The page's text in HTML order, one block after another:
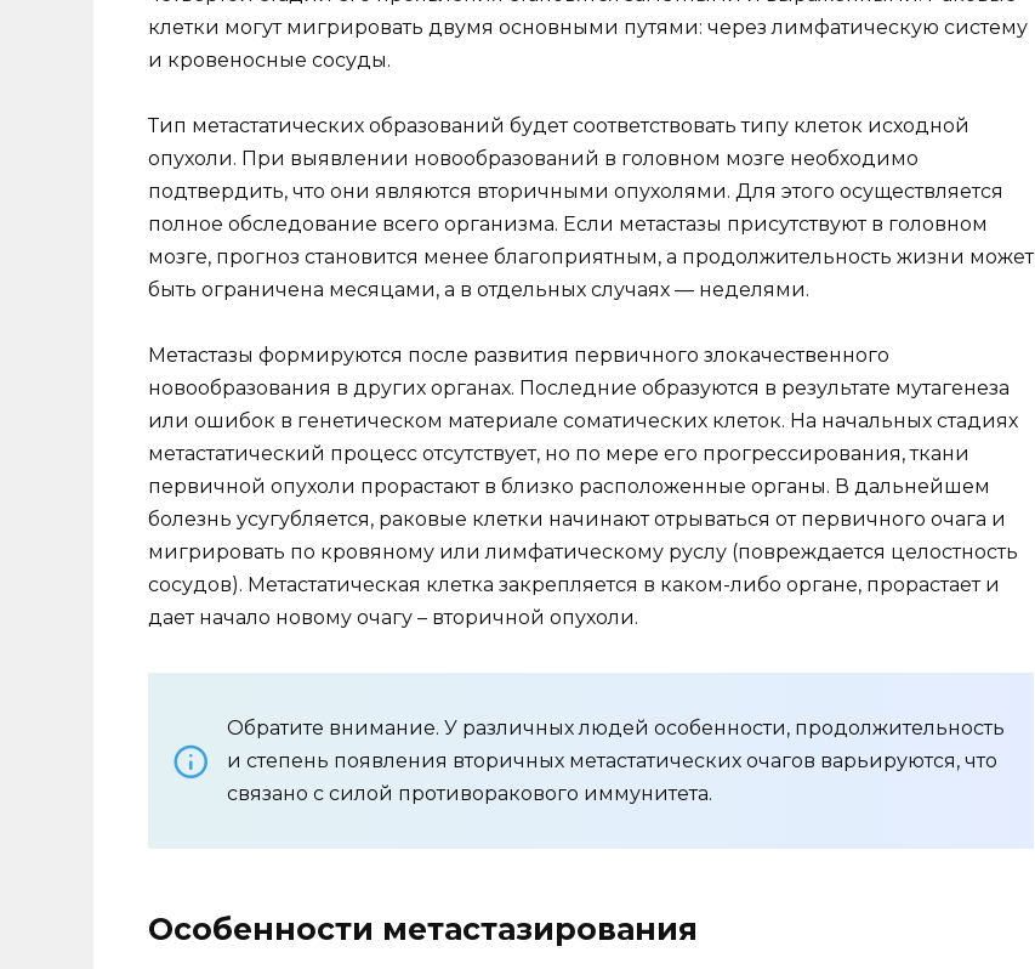
клетки могут мигрировать двумя основными путями: через лимфатическую систему
и кровеносные сосуды.
Тип метастатических образований будет соответствовать типу клеток исходной
опухоли. При выявлении новообразований в головном мозге необходимо
подтвердить, что они являются вторичными опухолями. Для этого осуществляется
полное обследование всего организма. Если метастазы присутствуют в головном
мозге, прогноз становится менее благоприятным, а продолжительность жизни может
быть ограничена месяцами, а в отдельных случаях — неделями.
Метастазы формируются после развития первичного злокачественного
новообразования в других органах. Последние образуются в результате мутагенеза
или ошибок в генетическом материале соматических клеток. На начальных стадиях
метастатический процесс отсутствует, но по мере его прогрессирования, ткани
первичной опухоли прорастают в близко расположенные органы. В дальнейшем
болезнь усугубляется, раковые клетки начинают отрываться от первичного очага и
мигрировать по кровяному или лимфатическому руслу (повреждается целостность
сосудов). Метастатическая клетка закрепляется в каком-либо органе, прорастает и
дает начало новому очагу – вторичной опухоли.
Обратите внимание. У различных людей особенности, продолжительность
и степень появления вторичных метастатических очагов варьируются, что
связано с силой противоракового иммунитета.
Особенности метастазирования